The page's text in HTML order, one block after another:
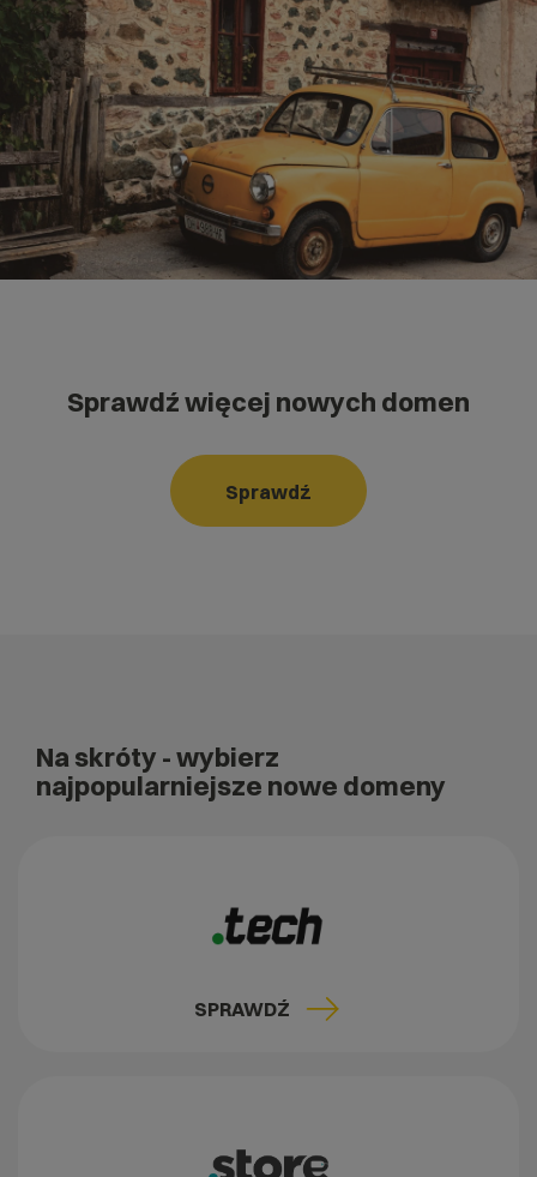
Sprawdź więcej nowych domen
Sprawdź
Na skróty - wybierz
najpopularniejsze nowe domeny
SPRAWDŹ